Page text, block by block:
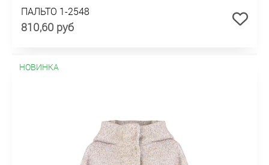
ПАЛЬТО 1-2548
810,60 руб
НОВИНКА